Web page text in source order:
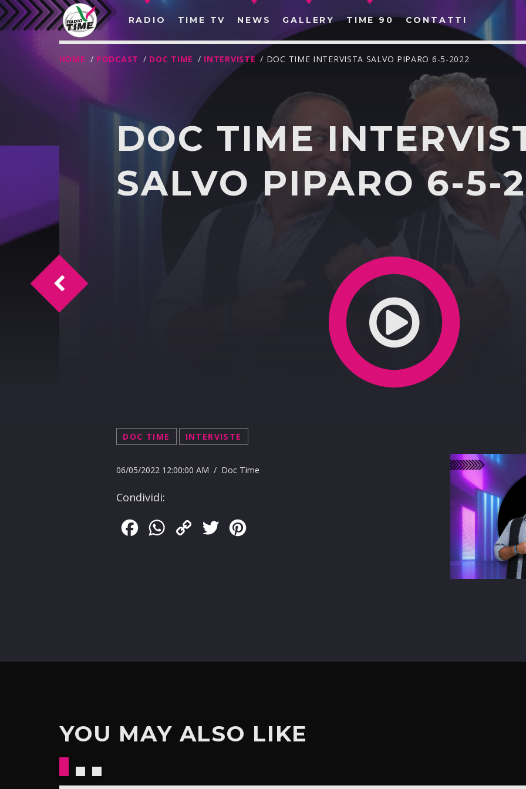
RADIO TIME TV NEWS GALLERY TIME 90 CONTATTI
CERCA NEL SITO WEB:
HOME / PODCAST / DOC TIME / INTERVISTE / DOC TIME INTERVISTA SALVO PIPARO 6-5-2022
DOC TIME
SALVO PIPARO 6-5-
DOC TIME INTERVISTE
06/05/2022 12:00:00 AM / Doc Time
Condividi:
FacebookWhatsApp
Copy
Twitter
Doc Time intervista Alex Angi 6-5-2022
YOU MAY ALSO LIKE